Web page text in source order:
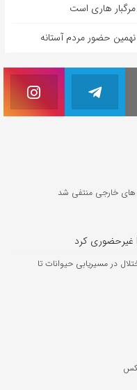
مرگبار هاری است
حضور مردم آستانه
های خارجی منتفی شد
غیرحضوری کرد
در مسیریابی حیوانات تا